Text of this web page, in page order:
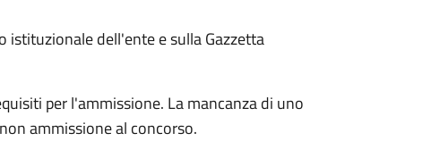
istituzionale dell'ente e sulla Gazzetta
per l'ammissione. La mancanza di uno
ammissione al concorso.